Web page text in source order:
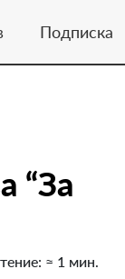
Подписка
“За
≈ 1 мин.